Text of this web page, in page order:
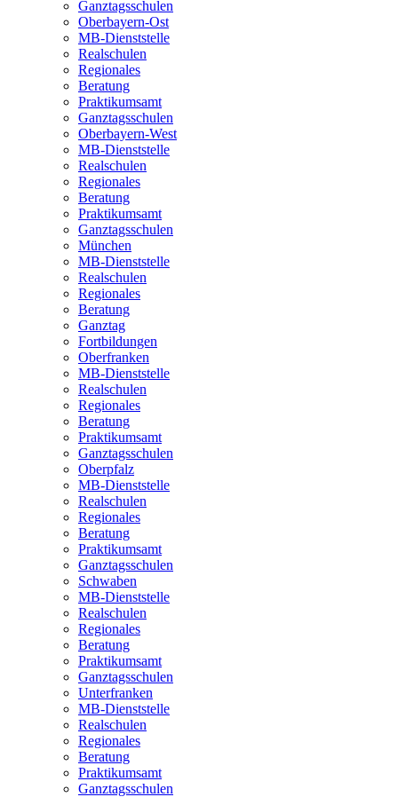
Ganztagsschulen
Oberbayern-Ost
MB-Dienststelle
Realschulen
Regionales
Beratung
Praktikumsamt
Ganztagsschulen
Oberbayern-West
MB-Dienststelle
Realschulen
Regionales
Beratung
Praktikumsamt
Ganztagsschulen
München
MB-Dienststelle
Realschulen
Regionales
Beratung
Ganztag
Fortbildungen
Oberfranken
MB-Dienststelle
Realschulen
Regionales
Beratung
Praktikumsamt
Ganztagsschulen
Oberpfalz
MB-Dienststelle
Realschulen
Regionales
Beratung
Praktikumsamt
Ganztagsschulen
Schwaben
MB-Dienststelle
Realschulen
Regionales
Beratung
Praktikumsamt
Ganztagsschulen
Unterfranken
MB-Dienststelle
Realschulen
Regionales
Beratung
Praktikumsamt
Ganztagsschulen